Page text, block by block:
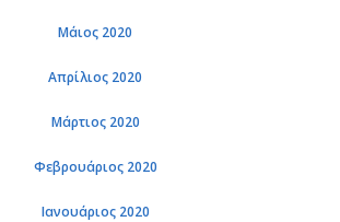
Μάιος 2020
Απρίλιος 2020
Μάρτιος 2020
Φεβρουάριος 2020
Ιανουάριος 2020